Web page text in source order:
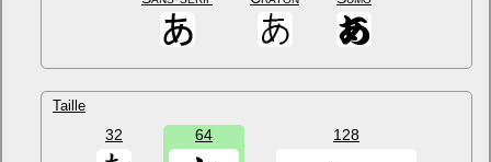
Taille
32 64 128